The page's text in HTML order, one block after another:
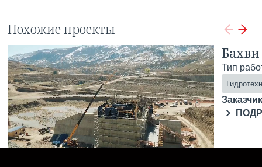
Похожие проекты
МТКВАРИ ГЭС
Тип работы: Гидротехническое Строительство
Заказчик:АО «Энергони»
ПОДРОБНЕЕ
Бахви
Тип